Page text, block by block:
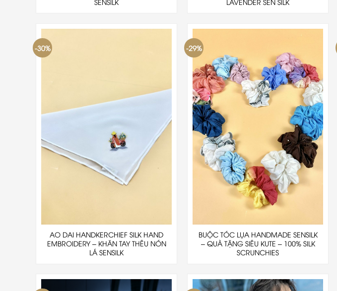
-30%
AO DAI HANDKERCHIEF SILK HAND
EMBROIDERY – KHĂN TAY THÊU NÓN
LÁ SENSILK
-29%
BUỘC TÓC LỤA HANDMADE SENSILK
– QUÀ TẶNG SIÊU KUTE – 100% SILK
SCRUNCHIES